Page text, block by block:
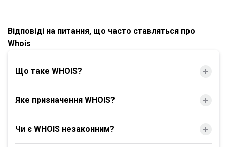
Відповіді на питання, що часто ставляться про
Whois
Що таке WHOIS?
Яке призначення WHOIS?
Чи є WHOIS незаконним?